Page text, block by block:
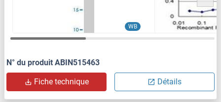
WB
N° du produit ABIN515463
Fiche technique Détails